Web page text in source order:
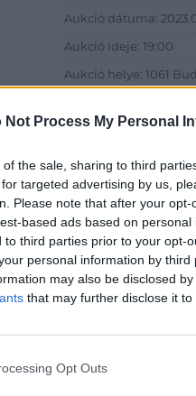
Not Process My Personal
the sale, sharing to third
targeted advertising by us,
Please note that after your
based ads based on
to third parties prior to your opt-
personal information by third
may also be disclosed
that may further disclose it to
Opt Outs
Aukció dátuma:
Aukció ideje: 19:00
Aukció helye: 1061